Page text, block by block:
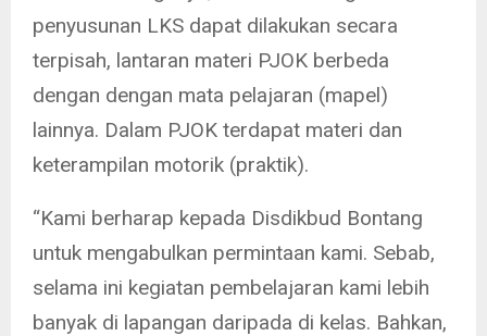
penyusunan LKS dapat dilakukan secara
terpisah, lantaran materi PJOK berbeda
dengan dengan mata pelajaran (mapel)
lainnya. Dalam PJOK terdapat materi dan
keterampilan motorik (praktik).
“Kami berharap kepada Disdikbud Bontang
untuk mengabulkan permintaan kami. Sebab,
selama ini kegiatan pembelajaran kami lebih
banyak di lapangan daripada di kelas. Bahkan,